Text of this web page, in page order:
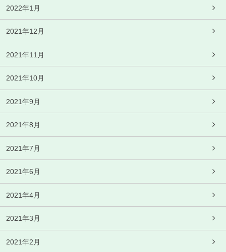
2022年1月
2021年12月
2021年11月
2021年10月
2021年9月
2021年8月
2021年7月
2021年6月
2021年4月
2021年3月
2021年2月